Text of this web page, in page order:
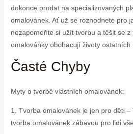
dokonce prodat na specializovaných
omalovánek. Ať už se rozhodnete pro
nezapomeňte si užít tvorbu a těšit se z
omalovánky obohacují životy ostatních
Časté Chyby
Myty o tvorbě vlastních omalovánek:
1. Tvorba omalovánek je jen pro děti –
tvorba omalovánek zábavou pro lidi